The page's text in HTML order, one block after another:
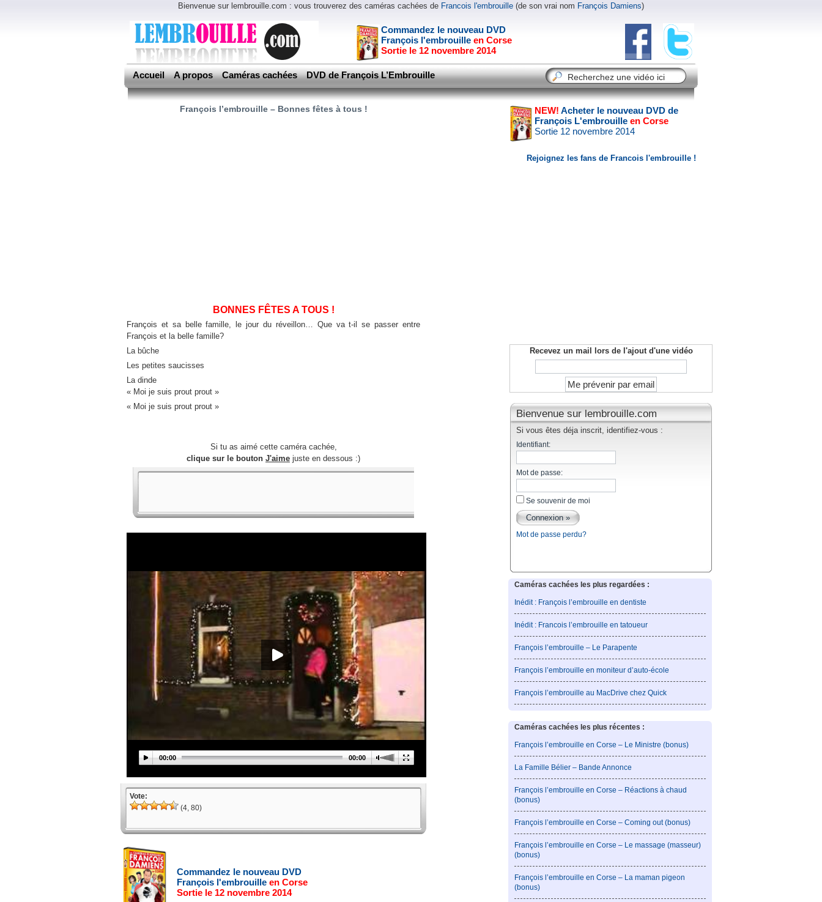
Bienvenue sur lembrouille.com : vous trouverez des caméras cachées de Francois l'embrouille (de son vrai nom François Damiens)
Commandez le nouveau DVD
François l'embrouille en Corse
Sortie le 12 novembre 2014
Accueil A propos Caméras cachées DVD de François L’Embrouille
François l’embrouille – Bonnes fêtes à tous !
BONNES FÊTES A TOUS !
François et sa belle famille, le jour du réveillon… Que va t-il se passer entre
François et la belle famille?
La bûche
Les petites saucisses
La dinde
« Moi je suis prout prout »
« Moi je suis prout prout »
Si tu as aimé cette caméra cachée,
clique sur le bouton J'aime juste en dessous :)
00:00 00:00
Vote:
(4, 80)
Commandez le nouveau DVD
François l'embrouille en Corse
Sortie le 12 novembre 2014
NEW! Acheter le nouveau DVD de
François L'embrouille en Corse
Sortie 12 novembre 2014
Rejoignez les fans de Francois l'embrouille !
Recevez un mail lors de l'ajout d'une vidéo
Bienvenue sur lembrouille.com
Si vous êtes déja inscrit, identifiez-vous :
Identifiant:
Mot de passe:
Se souvenir de moi
Mot de passe perdu?
Caméras cachées les plus regardées :
Inédit : François l’embrouille en dentiste
Inédit : Francois l’embrouille en tatoueur
François l’embrouille – Le Parapente
François l’embrouille en moniteur d’auto-école
François l’embrouille au MacDrive chez Quick
Caméras cachées les plus récentes :
François l’embrouille en Corse – Le Ministre (bonus)
La Famille Bélier – Bande Annonce
François l’embrouille en Corse – Réactions à chaud
(bonus)
François l’embrouille en Corse – Coming out (bonus)
François l’embrouille en Corse – Le massage (masseur)
(bonus)
François l’embrouille en Corse – La maman pigeon
(bonus)